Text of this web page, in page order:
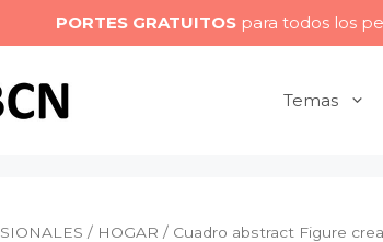
PORTES GRATUITOSpara todos los
Temas
/ HOGAR / Cuadro abstract Figure